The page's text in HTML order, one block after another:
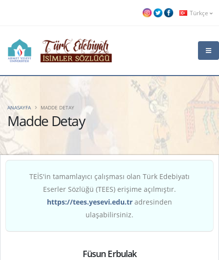
Türkçe
Madde Detay
ANASAYFA MADDE DETAY
TEİS'in tamamlayıcı çalışması olan Türk Edebiyatı
Eserler Sözlüğü (TEES) erişime açılmıştır.
https://tees.yesevi.edu.tr adresinden
ulaşabilirsiniz.
Füsun Erbulak